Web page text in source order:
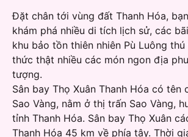
Đặt chân tới vùng đất Thanh Hóa,
khám phá nhiều di tích lịch sử, các
khu bảo tồn thiên nhiên Pù Luông
thức thật nhiều các món ngon địa
tượng.
Sân bay Thọ Xuân Thanh Hóa có tên
Sao Vàng, nằm ở thị trấn Sao Vàng,
tỉnh Thanh Hóa. Sân bay Thọ Xuân
Thanh Hóa 45 km về phía tây. Thời